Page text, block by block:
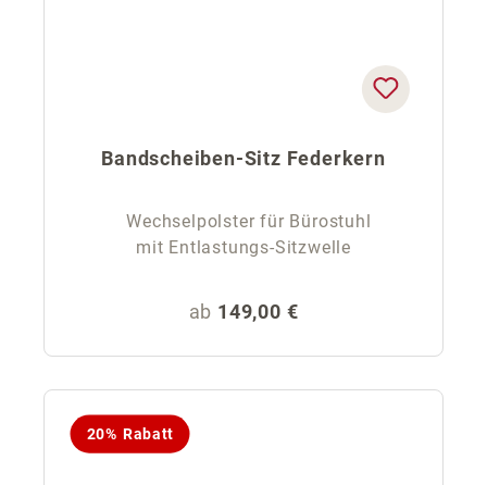
Bandscheiben-Sitz Federkern
Wechselpolster für Bürostuhl
mit Entlastungs-Sitzwelle
Regulärer Preis:
ab 149,00 €
20% Rabatt